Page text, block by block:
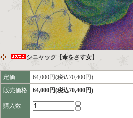
シニャック【傘をさす女】
定価
64,000円(税込70,400円)
販売価格
64,000円(税込70,400円)
購入数